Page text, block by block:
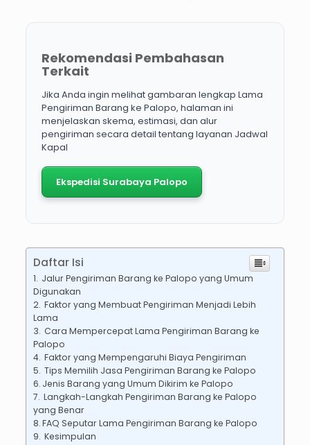
Rekomendasi Pembahasan
Terkait
Jika Anda ingin melihat gambaran lengkap Lama
Pengiriman Barang ke Palopo, halaman ini
menjelaskan skema, estimasi, dan alur
pengiriman secara detail tentang layanan Jadwal
Kapal
Ekspedisi Surabaya Palopo
Daftar Isi
Jalur Pengiriman Barang ke Palopo yang Umum
Digunakan
Faktor yang Membuat Pengiriman Menjadi Lebih
Lama
Cara Mempercepat Lama Pengiriman Barang ke
Palopo
Faktor yang Mempengaruhi Biaya Pengiriman
Tips Memilih Jasa Pengiriman Barang ke Palopo
Jenis Barang yang Umum Dikirim ke Palopo
Langkah-Langkah Pengiriman Barang ke Palopo
yang Benar
FAQ Seputar Lama Pengiriman Barang ke Palopo
Kesimpulan